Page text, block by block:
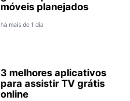
móveis planejados
há mais de 1 dia
3 melhores aplicativos
para assistir TV grátis
online